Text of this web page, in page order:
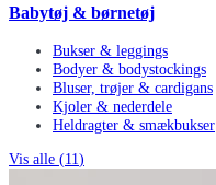
Babytøj & børnetøj
Bukser & leggings
Bodyer & bodystockings
Bluser, trøjer & cardigans
Kjoler & nederdele
Heldragter & smækbukser
Vis alle (11)